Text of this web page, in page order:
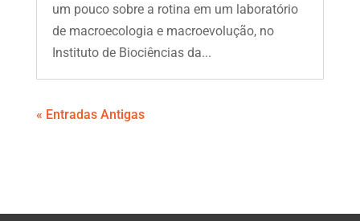
um pouco sobre a rotina em um laboratório
de macroecologia e macroevolução, no
Instituto de Biociências da...
« Entradas Antigas